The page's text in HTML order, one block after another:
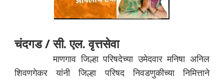
चंदगड / सी. एल. वृत्तसेवा
माणगाव जिल्हा परिषदेच्या उमेदवार मनिषा अनिल
शिवणगेकर यांनी जिल्हा परिषद निवडणुकीच्या निमित्ताने